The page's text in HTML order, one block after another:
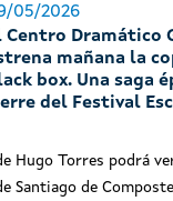
05/2026
Centro Dramático
mañana la
box. Una saga
del Festival
Hugo Torres podrá
Santiago de